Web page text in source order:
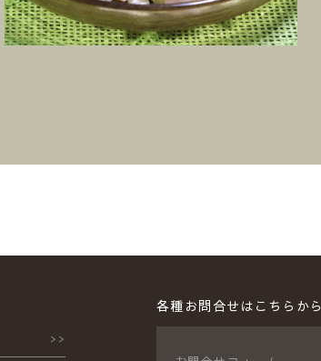
各種お問合せはこちらから